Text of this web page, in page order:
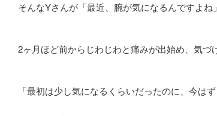
そんなYさんが「最近、腕が気になるんですよ
2ヶ月ほど前からじわじわと痛みが出始め、気づ
「最初は少し気になるくらいだったのに、今